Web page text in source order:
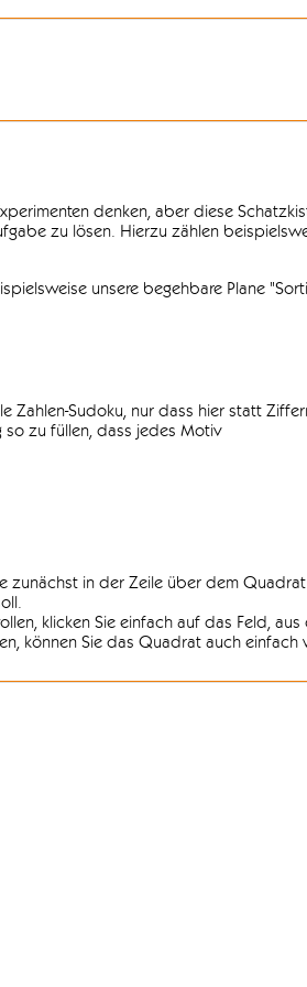
denken, aber diese
zu lösen. Hierzu zählen
unsere begehbare Plane
Zahlen-Sudoku, nur dass hier statt
zu füllen, dass jedes Motiv
zunächst in der Zeile über dem
klicken Sie einfach auf das Feld,
können Sie das Quadrat auch einfach